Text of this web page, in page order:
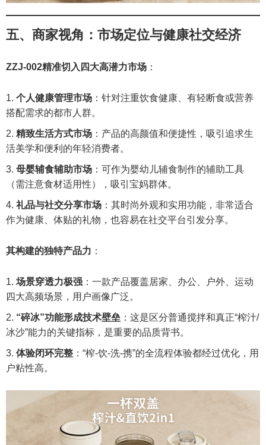
五、商家视角：市场定位与健康社交经济
ZZJ-002精准切入四大高潜力市场 ：
个人健康管理市场 ：针对注重饮食健康、有轻断食或营养
搭配需求的都市人群。
精致生活方式市场 ：产品的高颜值和便捷性，吸引追求生
活美学和便利的年轻消费者。
母婴辅食辅助市场 ：可作为婴幼儿辅食制作的辅助工具
（需注意食材适用性），吸引宝妈群体。
礼品与社交分享市场 ：其时尚外观和实用功能，非常适合
作为健康、体贴的礼物，也容易在社交平台引发分享。
其构建的独特产品力 ：
场景穿透力极强 ：一款产品覆盖居家、办公、户外、运动
四大高频场景，用户画像广泛。
“碎冰”功能形成技术壁垒 ：这是区分普通搅拌和真正“榨汁/
冰沙”能力的关键指标，是重要的品质背书。
体验闭环完整 ：“榨-饮-洗-携”的全流程体验都经过优化，用
户粘性高。